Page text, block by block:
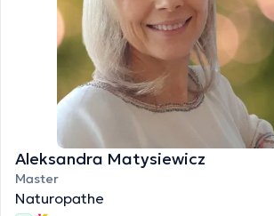
Aleksandra Matysiewicz
Master
Naturopathe